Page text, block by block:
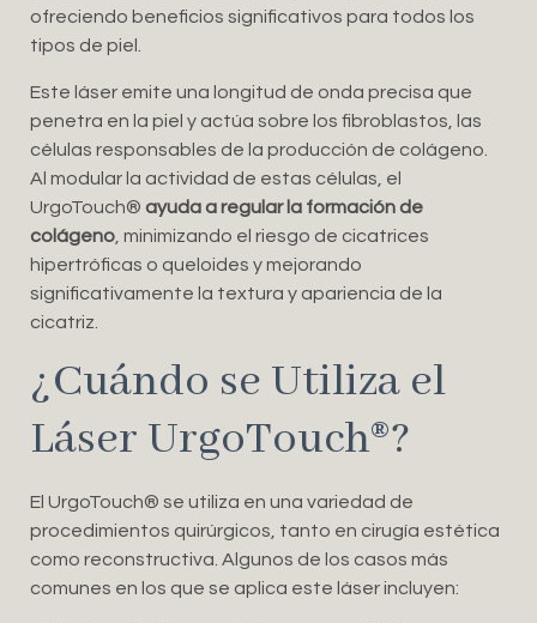
ofreciendo beneficios significativos para todos los
tipos de piel.
Este láser emite una longitud de onda precisa que
penetra en la piel y actúa sobre los fibroblastos, las
células responsables de la producción de colágeno.
Al modular la actividad de estas células, el
UrgoTouch®️ ayuda a regular la formación de
colágeno , minimizando el riesgo de cicatrices
hipertróficas o queloides y mejorando
significativamente la textura y apariencia de la
cicatriz.
¿Cuándo se Utiliza el
Láser UrgoTouch®️?
El UrgoTouch®️ se utiliza en una variedad de
procedimientos quirúrgicos, tanto en cirugía estética
como reconstructiva. Algunos de los casos más
comunes en los que se aplica este láser incluyen: